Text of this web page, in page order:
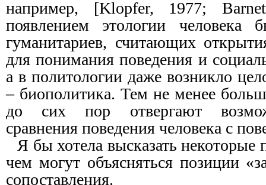
например, [Klopfer, 1977;
появлением этологии человека
гуманитариев, считающих
для понимания поведения и
а в политологии даже возникло
– биополитика. Тем не менее
до сих пор отвергают
сравнения поведения человека с
Я бы хотела высказать
чем могут объясняться позиции
сопоставления.